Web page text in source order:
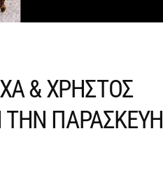
& ΧΡΗΣΤΟΣ
ΠΑΡΑΣΚΕΥΗ